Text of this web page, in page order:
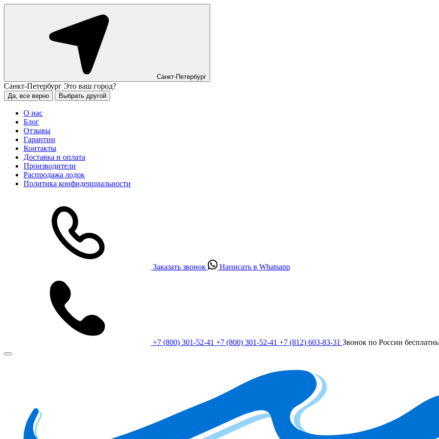
Санкт-Петербург
Санкт-Петербург Это ваш город?
Да, все верно Выбрать другой
О нас
Блог
Отзывы
Гарантии
Контакты
Доставка и оплата
Производители
Распродажа лодок
Политика конфиденциальности
Заказать звонок Написать в Whatsapp
+7 (800) 301-52-41 +7 (800) 301-52-41 +7 (812) 603-83-31 Звонок по России